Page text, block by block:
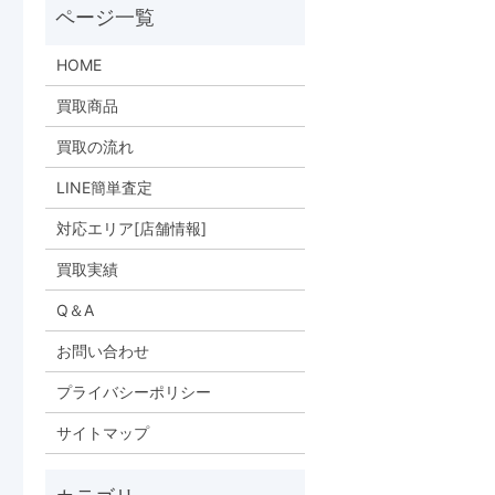
HOME
買取商品
買取の流れ
LINE簡単査定
対応エリア[店舗情報]
買取実績
Q＆A
お問い合わせ
プライバシーポリシー
サイトマップ